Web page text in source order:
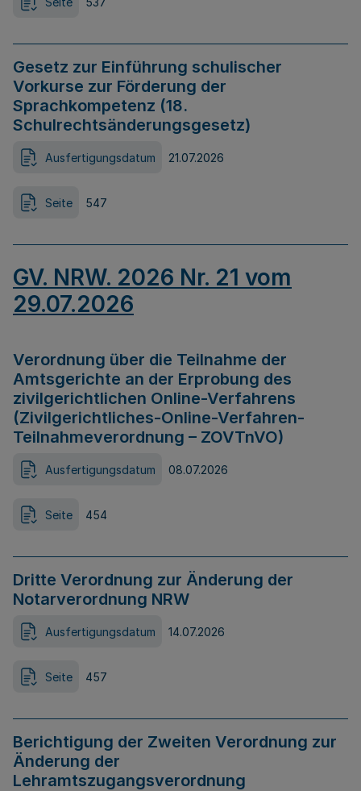
Gesetz zur Einführung schulischer
Vorkurse zur Förderung der
Sprachkompetenz (18.
Schulrechtsänderungsgesetz)
Ausfertigungsdatum 21.07.2026
Seite 547
GV. NRW. 2026 Nr. 21 vom
29.07.2026
Verordnung über die Teilnahme der
Amtsgerichte an der Erprobung des
zivilgerichtlichen Online-Verfahrens
(Zivilgerichtliches-Online-Verfahren-
Teilnahmeverordnung – ZOVTnVO)
Ausfertigungsdatum 08.07.2026
Seite 454
Dritte Verordnung zur Änderung der
Notarverordnung NRW
Ausfertigungsdatum 14.07.2026
Seite 457
Berichtigung der Zweiten Verordnung zur
Änderung der
Lehramtszugangsverordnung